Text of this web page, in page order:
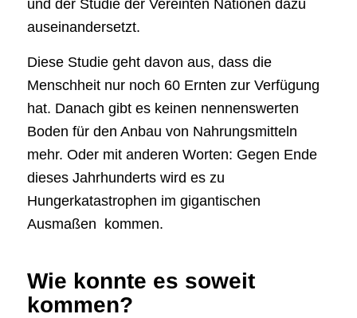
und der Studie der Vereinten Nationen dazu
auseinandersetzt.
Diese Studie geht davon aus, dass die
Menschheit nur noch 60 Ernten zur Verfügung
hat. Danach gibt es keinen nennenswerten
Boden für den Anbau von Nahrungsmitteln
mehr. Oder mit anderen Worten: Gegen Ende
dieses Jahrhunderts wird es zu
Hungerkatastrophen im gigantischen
Ausmaßen kommen.
Wie konnte es soweit
kommen?